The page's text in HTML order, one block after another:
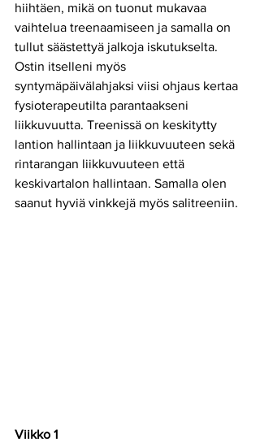
hiihtäen, mikä on tuonut mukavaa
vaihtelua treenaamiseen ja samalla on
tullut säästettyä jalkoja iskutukselta.
Ostin itselleni myös
syntymäpäivälahjaksi viisi ohjaus kertaa
fysioterapeutilta parantaakseni
liikkuvuutta. Treenissä on keskitytty
lantion hallintaan ja liikkuvuuteen sekä
rintarangan liikkuvuuteen että
keskivartalon hallintaan. Samalla olen
saanut hyviä vinkkejä myös salitreeniin.
Viikko 1